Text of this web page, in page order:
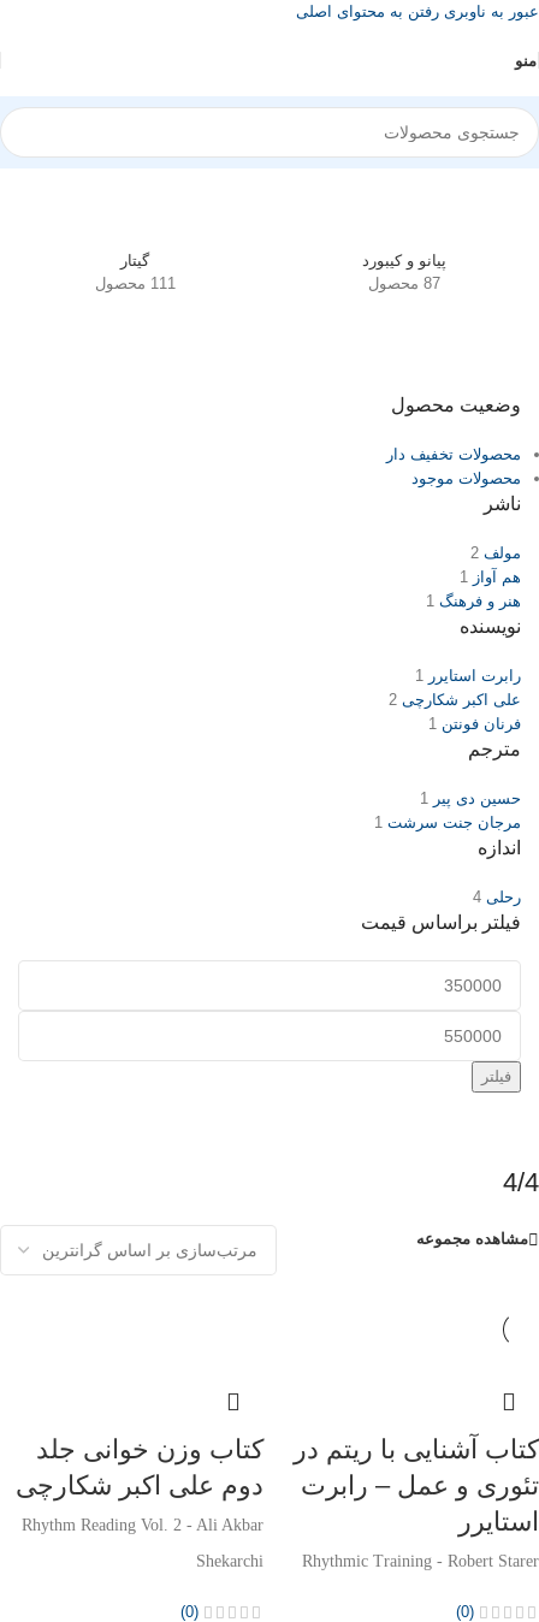
عبور به ناوبری رفتن به محتوای اصلی
منو
خانه/محصولات برچسب خورده “4/4” نمایش همه 4 نتیجه
پیانو و کیبورد
87 محصول
گیتار
111 محصول
وضعیت محصول
محصولات تخفیف دار
محصولات موجود
ناشر
مولف 2
هم آواز 1
هنر و فرهنگ 1
نویسنده
رابرت استایرر 1
علی اکبر شکارچی 2
فرنان فونتن 1
مترجم
حسین دی پیر 1
مرجان جنت سرشت 1
اندازه
رحلی 4
فیلتر براساس قیمت
فیلتر
4/4
مشاهده مجموعه
کتاب آشنایی با ریتم در
تئوری و عمل – رابرت
استایرر
Rhythmic Training - Robert Starer
(0)
کتاب وزن خوانی جلد
دوم علی اکبر شکارچی
Rhythm Reading Vol. 2 - Ali Akbar
Shekarchi
(0)